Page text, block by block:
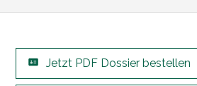
Jetzt PDF Dossier bestellen